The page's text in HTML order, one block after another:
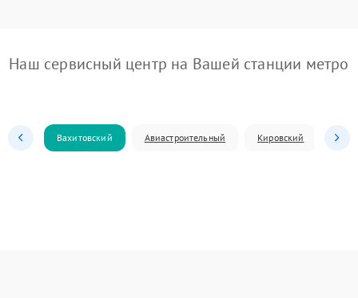
Наш сервисный центр на Вашей станции метро
Вахитовский Авиастроительный Кировский